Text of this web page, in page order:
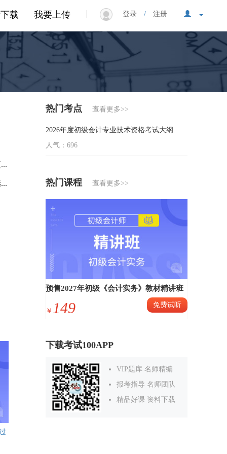
登录 / 注册
我要上传
载
热门考点 查看更多>>
2026年度初级会计专业技术资格考试大纲
人气：696
热门课程 查看更多>>
预售2027年初级《会计实务》教材精讲班
￥ 149 免费试听
下载考试100APP
VIP题库 名师精编
报考指导 名师团队
精品好课 资料下载